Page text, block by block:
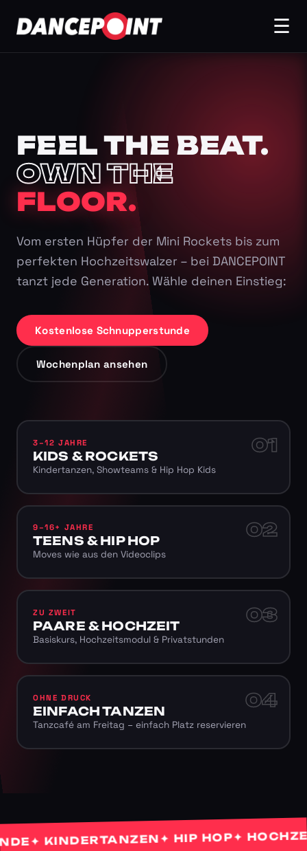
☰
FEEL THE BEAT.
OWN THE
FLOOR.
Vom ersten Hüpfer der Mini Rockets bis zum
perfekten Hochzeitswalzer – bei DANCEPOINT
tanzt jede Generation. Wähle deinen Einstieg:
Kostenlose Schnupperstunde
Wochenplan ansehen
01
3–12 JAHRE
KIDS & ROCKETS
Kindertanzen, Showteams & Hip Hop Kids
02
9–16+ JAHRE
TEENS & HIP HOP
Moves wie aus den Videoclips
03
ZU ZWEIT
PAARE & HOCHZEIT
Basiskurs, Hochzeitsmodul & Privatstunden
04
OHNE DRUCK
EINFACH TANZEN
Tanzcafé am Freitag – einfach Platz reservieren
✦ KINDERTANZEN✦ HIP HOP✦